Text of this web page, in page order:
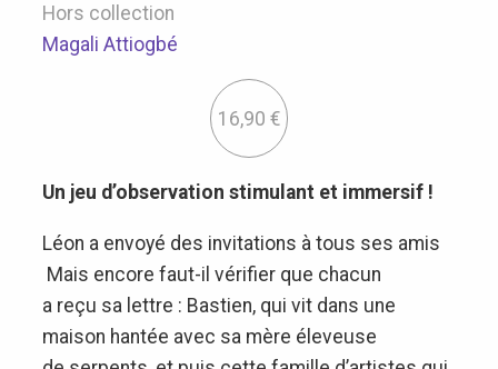
Hors collection
Magali Attiogbé
16,90 €
Un jeu d’observation stimulant et immersif !
Léon a envoyé des invitations à tous ses amis
Mais encore faut-il vérifier que chacun
a reçu sa lettre : Bastien, qui vit dans une
maison hantée avec sa mère éleveuse